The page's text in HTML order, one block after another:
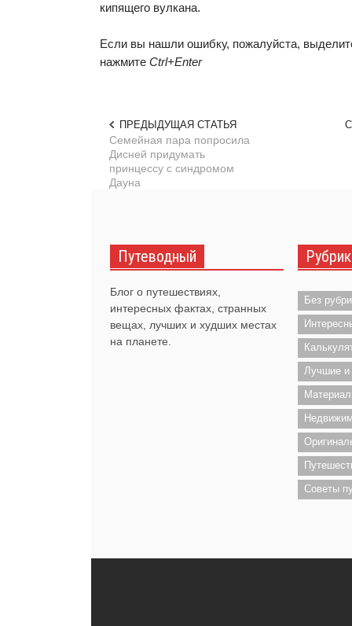
кипящего вулкана.
Если вы нашли ошибку, пожалуйста,
нажмите Ctrl+Enter
ПРЕДЫДУЩАЯ СТАТЬЯ
Семейная пара попросила
Дисней придумать
принцессу с синдромом
Дауна
Путеводный
Блог о путешествиях,
интересных фактах, странных
вещах, лучших и худших местах
на планете.
Без
Лучшие и
Советы